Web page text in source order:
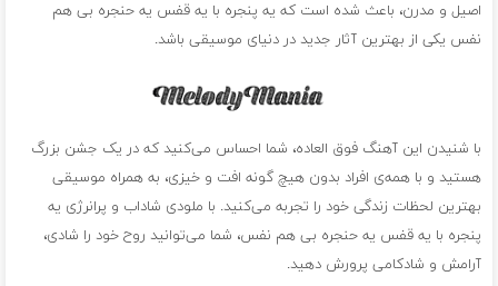
اصیل و مدرن، باعث شده است که یه پنجره با یه قفس یه حنجره بی هم
نفس یکی از بهترین آثار جدید در دنیای موسیقی باشد.
با شنیدن این آهنگ فوق العاده، شما احساس می‌کنید که در یک جشن بزرگ
هستید و با همه‌ی افراد بدون هیچ گونه افت و خیزی، به همراه موسیقی
بهترین لحظات زندگی خود را تجربه می‌کنید. با ملودی شاداب و پرانرژی یه
پنجره با یه قفس یه حنجره بی هم نفس، شما می‌توانید روح خود را شادی،
آرامش و شادکامی پرورش دهید.